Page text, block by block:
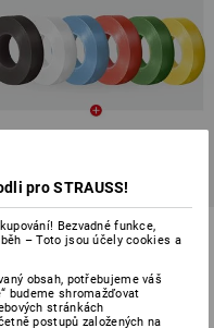
CENA SADY -36%
izolační páska
sada
varianta
Kč 160,93 Kč
DPH)
pro STRAUSS!
Bezvadné funkce,
– Toto jsou účely cookies a
obsah, potřebujeme váš
budeme shromažďovat
stránkách
postupů založených na